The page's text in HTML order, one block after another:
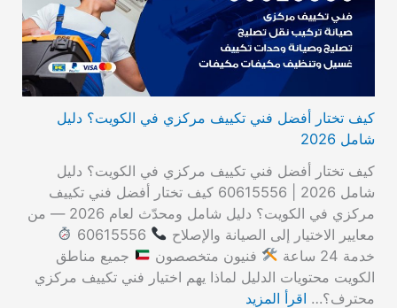
كيف تختار أفضل فني تكييف مركزي في الكويت؟ دليل
شامل 2026
كيف تختار أفضل فني تكييف مركزي في الكويت؟ دليل
شامل 2026 | 60615556 كيف تختار أفضل فني تكييف
مركزي في الكويت؟ دليل شامل ومحدّث لعام 2026 — من
معايير الاختيار إلى الصيانة والإصلاح
خدمة 24 ساعة
فنيون متخصصون
جميع مناطق
الكويت محتويات الدليل لماذا يهم اختيار فني تكييف مركزي
محترف؟… اقرأ المزيد